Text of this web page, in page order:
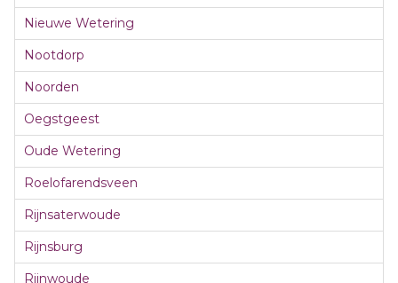
Nieuwe Wetering
Nootdorp
Noorden
Oegstgeest
Oude Wetering
Roelofarendsveen
Rijnsaterwoude
Rijnsburg
Rijnwoude